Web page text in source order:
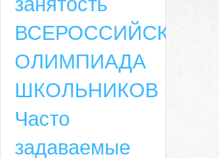
ВСЕРОССИЙСКАЯ
ОЛИМПИАДА
ШКОЛЬНИКОВ
Часто
задаваемые